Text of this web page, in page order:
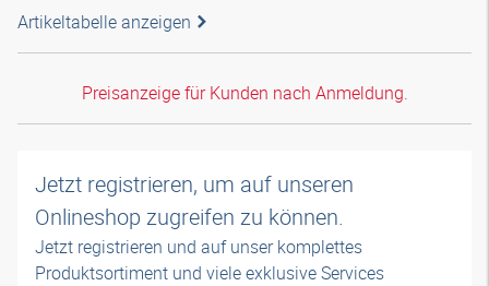
Artikeltabelle anzeigen
Preisanzeige für Kunden nach Anmeldung.
Jetzt registrieren, um auf unseren
Onlineshop zugreifen zu können.
Jetzt registrieren und auf unser komplettes
Produktsortiment und viele exklusive Services